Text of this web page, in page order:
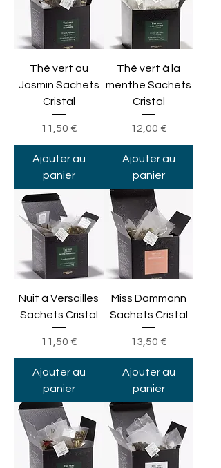
Thé vert au
Jasmin Sachets
Cristal
Prix
11,50 €
Ajouter au
panier
Thé vert à la
menthe Sachets
Cristal
Prix
12,00 €
Ajouter au
panier
Nuit à Versailles
Sachets Cristal
Prix
11,50 €
Ajouter au
panier
Miss Dammann
Sachets Cristal
Prix
13,50 €
Ajouter au
panier